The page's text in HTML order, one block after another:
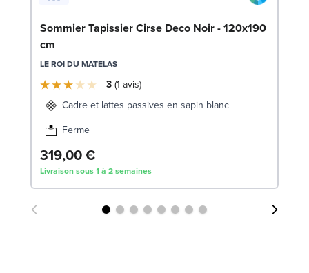
Sommier Tapissier Cirse Deco Noir - 120x190
cm
LE ROI DU MATELAS
3 1 avis
Cadre et lattes passives en sapin blanc
Ferme
319,00 €
Livraison sous 1 à 2 semaines